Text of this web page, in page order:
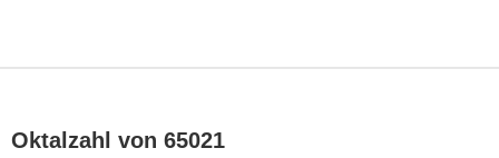
Oktalzahl von 65021